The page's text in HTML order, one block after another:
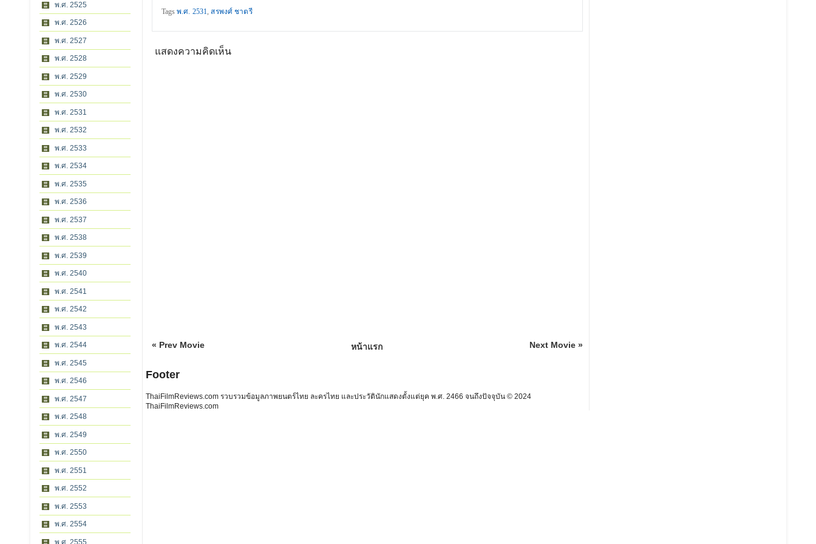
พ.ศ. 2525
พ.ศ. 2526
พ.ศ. 2527
พ.ศ. 2528
พ.ศ. 2529
พ.ศ. 2530
พ.ศ. 2531
พ.ศ. 2532
พ.ศ. 2533
พ.ศ. 2534
พ.ศ. 2535
พ.ศ. 2536
พ.ศ. 2537
พ.ศ. 2538
พ.ศ. 2539
พ.ศ. 2540
พ.ศ. 2541
พ.ศ. 2542
พ.ศ. 2543
พ.ศ. 2544
พ.ศ. 2545
พ.ศ. 2546
พ.ศ. 2547
พ.ศ. 2548
พ.ศ. 2549
พ.ศ. 2550
พ.ศ. 2551
พ.ศ. 2552
พ.ศ. 2553
พ.ศ. 2554
พ.ศ. 2555
Tagsพ.ศ. 2531 ,สรพงศ์ ชาตรี
แสดงความคิดเห็น
« Prev Movie Next Movie »
หน้าแรก
Footer
ThaiFilmReviews.com รวบรวมข้อมูลภาพยนตร์ไทย ละครไทย และประวัตินักแสดงตั้งแต่ยุค พ.ศ. 2466 จนถึงปัจจุบัน © 2024
ThaiFilmReviews.com